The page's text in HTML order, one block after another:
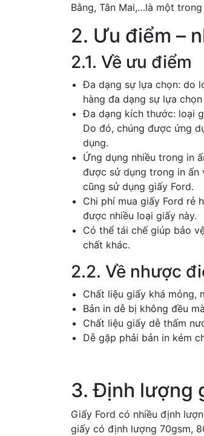
Bằng, Tân Mai,…là một
2. Ưu điểm –
2.1. Về ưu điểm
Đa dạng sự lựa chọn: do
hàng đa dạng sự lựa
Đa dạng kích thước: loại
Do đó, chúng được ứng
dụng.
Ứng dụng nhiều trong in
được sử dụng trong in ấn
cũng sử dụng giấy Ford.
Chi phí mua giấy Ford rẻ
được nhiều loại giấy này.
Có thể tái chế giúp bảo
chất khác.
2.2. Về nhược
Chất liệu giấy khá mỏng,
Bản in dễ bị không đều
Chất liệu giấy dễ thấm
Dễ gặp phải bản in kém
3. Định lượng
Giấy Ford có nhiều định
giấy có định lượng 70gsm,